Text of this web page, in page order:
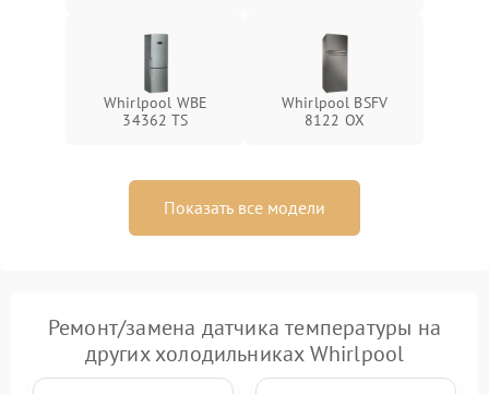
Whirlpool WBE
34362 TS
Whirlpool BSFV
8122 OX
Показать все модели
Ремонт/замена датчика температуры на
других холодильниках Whirlpool